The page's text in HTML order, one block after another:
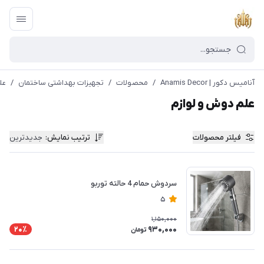
آنامیس دکور | Anamis Decor / محصولات / تجهیزات بهداشتی ساختمان /
علم دوش و لوازم
فیلتر محصولات ترتیب نمایش: جدیدترین
سردوش حمام 4 حالته توربو
5
1,150,000
930,000 تومان 20٪